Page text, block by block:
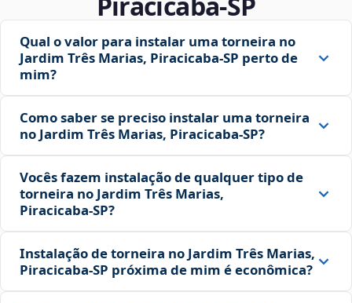
Qual o valor para instalar uma torneira no
Jardim Três Marias, Piracicaba‑SP perto de
mim?
Como saber se preciso instalar uma torneira
no Jardim Três Marias, Piracicaba‑SP?
Vocês fazem instalação de qualquer tipo de
torneira no Jardim Três Marias,
Piracicaba‑SP?
Instalação de torneira no Jardim Três Marias,
Piracicaba‑SP próxima de mim é econômica?